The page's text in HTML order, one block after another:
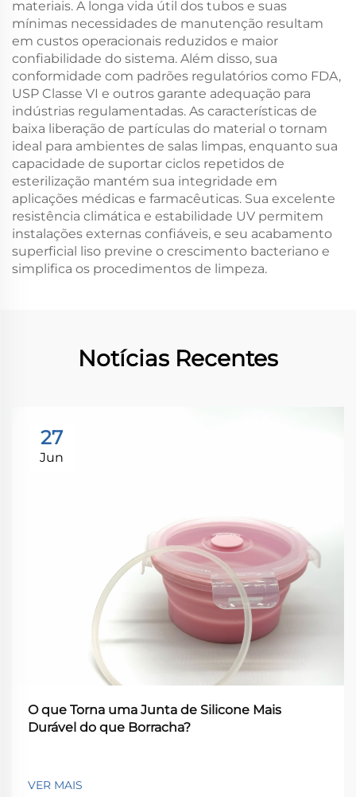
materiais. A longa vida útil dos tubos e suas
mínimas necessidades de manutenção resultam
em custos operacionais reduzidos e maior
confiabilidade do sistema. Além disso, sua
conformidade com padrões regulatórios como FDA,
USP Classe VI e outros garante adequação para
indústrias regulamentadas. As características de
baixa liberação de partículas do material o tornam
ideal para ambientes de salas limpas, enquanto sua
capacidade de suportar ciclos repetidos de
esterilização mantém sua integridade em
aplicações médicas e farmacêuticas. Sua excelente
resistência climática e estabilidade UV permitem
instalações externas confiáveis, e seu acabamento
superficial liso previne o crescimento bacteriano e
simplifica os procedimentos de limpeza.
Notícias Recentes
27
Jun
O que Torna uma Junta de Silicone Mais
Durável do que Borracha?
VER MAIS